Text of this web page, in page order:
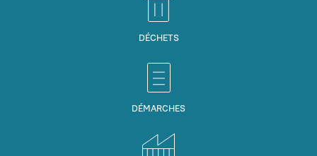
DÉCHETS
DÉMARCHES